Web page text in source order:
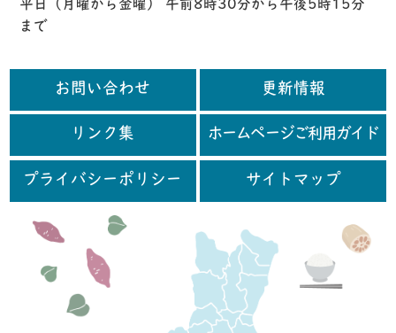
平日（月曜から金曜） 午前8時30分から午後5時15分
まで
お問い合わせ 更新情報
リンク集 ホームページご利用ガイド
プライバシーポリシー サイトマップ